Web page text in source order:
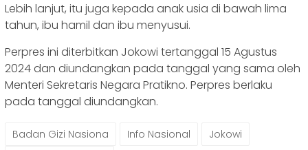
Lebih lanjut, itu juga kepada anak usia di bawah lima
tahun, ibu hamil dan ibu menyusui.
Perpres ini diterbitkan Jokowi tertanggal 15 Agustus
2024 dan diundangkan pada tanggal yang sama oleh
Menteri Sekretaris Negara Pratikno. Perpres berlaku
pada tanggal diundangkan.
Badan Gizi Nasiona Info Nasional
Jokowi